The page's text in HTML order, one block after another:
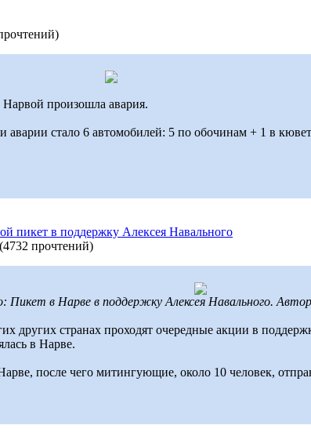
)
произошла авария.
стало 6 автомобилей: 5 по обочинам + 1 в
пикет в поддержку Алексея Навального
(4732 прочтений)
Пикет в Нарве в поддержку Алексея Навального.
других странах проходят очередные акции в
в Нарве.
после чего митингующие, около 10 человек,